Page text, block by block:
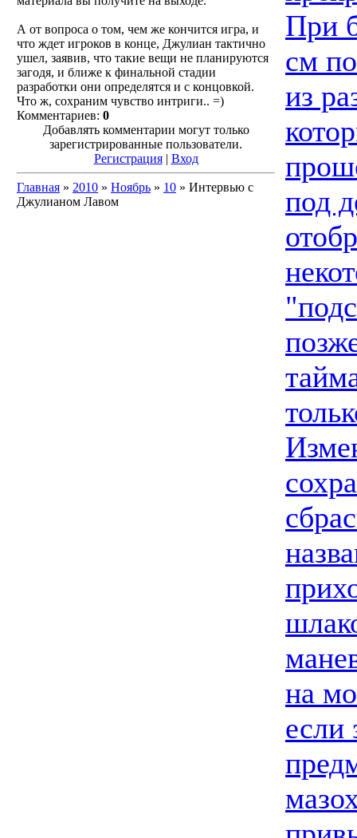
А от вопроса о том, чем же кончится игра, и
что ждет игроков в конце, Джулиан тактично
ушел, заявив, что такие вещи не планируются
загодя, и ближе к финальной стадии
разработки они определятся и с концовкой.
Что ж, сохраним чувство интриги.. =)
Комментариев: 0
Добавлять комментарии могут только
зарегистрированные пользователи.
Регистрация| Вход
Главная » 2010 » Ноябрь » 10 » Интервью с
Джулианом Лавом
При
см
из
под
на
если